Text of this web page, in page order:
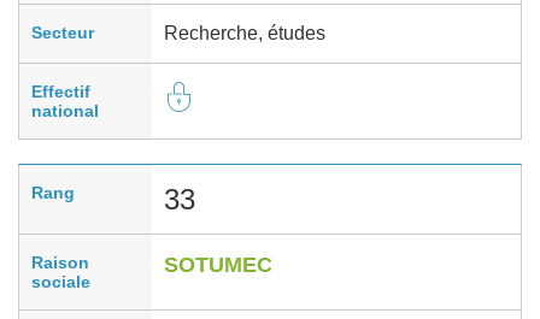
Secteur Recherche, études
Effectif
national
Rang 33
Raison
sociale
SOTUMEC